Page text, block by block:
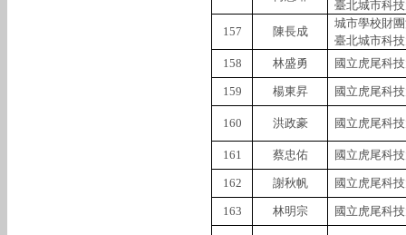
臺北城市科
157
陳長成
城市學校財
臺北城市科
158
林盛勇 國立虎尾科
159 楊東昇 國立虎尾科
160 洪政豪 國立虎尾科
161 蔡忠佑 國立虎尾科
162 謝秋帆 國立虎尾科
163 林明宗 國立虎尾科